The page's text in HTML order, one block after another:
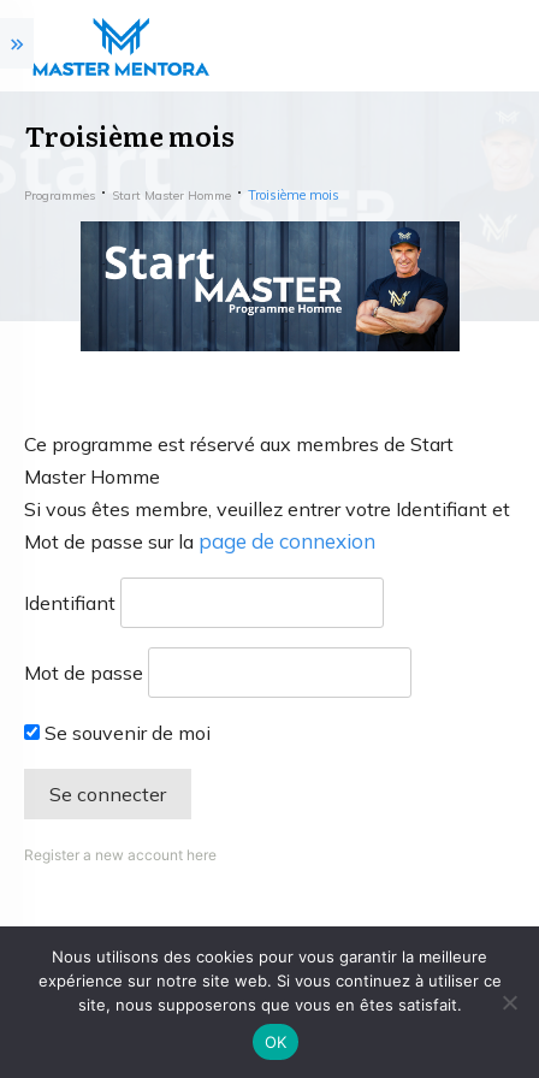
Troisième mois
Programmes Start Master Homme Troisième mois
Ce programme est réservé aux membres de Start
Master Homme
Si vous êtes membre, veuillez entrer votre Identifiant et
Mot de passe sur la page de connexion
Identifiant
Mot de passe
Se souvenir de moi
Register a new account here
Nous utilisons des cookies pour vous garantir la meilleure
expérience sur notre site web. Si vous continuez à utiliser ce
site, nous supposerons que vous en êtes satisfait.
OK